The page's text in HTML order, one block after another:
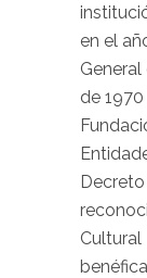
en el
de
Cultural